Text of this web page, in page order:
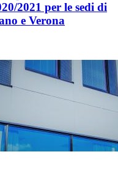
2021 per le sedi di
e Verona